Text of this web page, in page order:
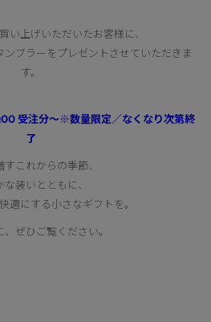
い上げいただいたお客様に、
ブラーをプレゼントさせていただきま
す。
受注分～※数量限定／なくなり次第終
了
すこれからの季節、
な装いとともに、
適にする小さなギフトを。
、ぜひご覧ください。